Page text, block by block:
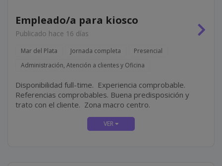
Empleado/a para kiosco
Publicado hace 16 días
Mar del Plata Jornada completa
Presencial
Administración, Atención a clientes y Oficina
Disponibilidad full-time. Experiencia comprobable.
Referencias comprobables. Buena predisposición y
trato con el cliente. Zona macro centro.